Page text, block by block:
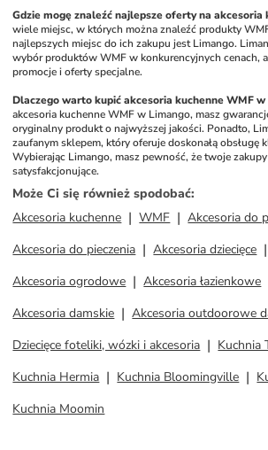
Gdzie mogę znaleźć najlepsze oferty na akcesoria
wiele miejsc, w których można znaleźć produkty
najlepszych miejsc do ich zakupu jest Limango.
wybór produktów WMF w konkurencyjnych cenach,
promocje i oferty specjalne.
Dlaczego warto kupić akcesoria kuchenne WMF w
akcesoria kuchenne WMF w Limango, masz
oryginalny produkt o najwyższej jakości. Ponadto,
zaufanym sklepem, który oferuje doskonałą obsługę
Wybierając Limango, masz pewność, że twoje
satysfakcjonujące.
Może Ci się również spodobać:
Akcesoria kuchenne
WMF
Akcesoria do
Akcesoria do pieczenia
Akcesoria dziecięce
Akcesoria ogrodowe
Akcesoria łazienkowe
Akcesoria damskie
Akcesoria outdoorowe
Dziecięce foteliki, wózki i akcesoria
Kuchnia
Kuchnia Hermia
Kuchnia Bloomingville
Kuchnia Moomin